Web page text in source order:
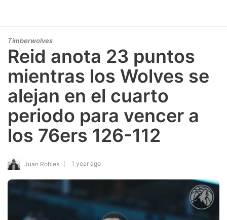
Timberwolves
Reid anota 23 puntos
mientras los Wolves se
alejan en el cuarto
periodo para vencer a
los 76ers 126-112
Juan Robles 1 year ago